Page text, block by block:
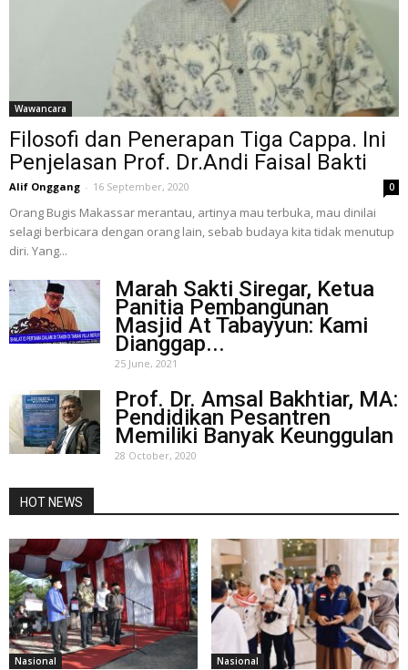
Wawancara
Filosofi dan Penerapan Tiga Cappa. Ini
Penjelasan Prof. Dr.Andi Faisal Bakti
Alif Onggang - 16 September, 2020 0
Orang Bugis Makassar merantau, artinya mau terbuka, mau dinilai
selagi berbicara dengan orang lain, sebab budaya kita tidak menutup
diri. Yang...
Marah Sakti Siregar, Ketua
Panitia Pembangunan
Masjid At Tabayyun: Kami
Dianggap...
25 June, 2021
Prof. Dr. Amsal Bakhtiar, MA:
Pendidikan Pesantren
Memiliki Banyak Keunggulan
28 October, 2020
HOT NEWS
Nasional Nasional